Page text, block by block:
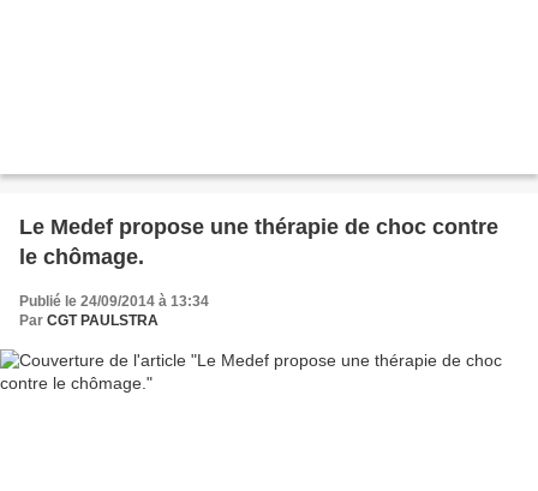
Le Medef propose une thérapie de choc contre
le chômage.
Publié le 24/09/2014 à 13:34
Par CGT PAULSTRA